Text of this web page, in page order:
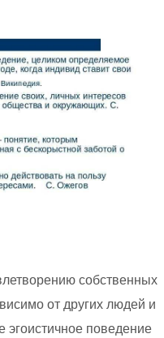
собственных
от других людей и
эгоистичное поведение